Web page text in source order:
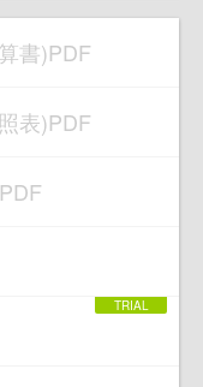
書)PDF
表)PDF